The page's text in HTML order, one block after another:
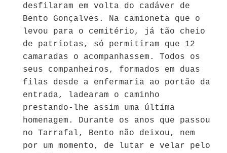
desfilaram em volta do cadáver de
Bento Gonçalves. Na camioneta que o
levou para o cemitério, já tão cheio
de patriotas, só permitiram que 12
camaradas o acompanhassem. Todos os
seus companheiros, formados em duas
filas desde a enfermaria ao portão da
entrada, ladearam o caminho
prestando-lhe assim uma última
homenagem. Durante os anos que passou
no Tarrafal, Bento não deixou, nem
por um momento, de lutar e velar pelo